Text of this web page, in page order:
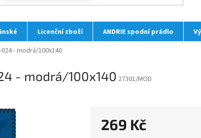
Licenční zboží ANDRIE spodní prádlo
- modrá/100x140
- modrá/100x140 27301/MOD
269 Kč